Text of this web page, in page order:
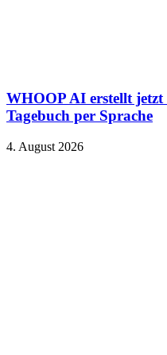
WHOOP AI erstellt
Tagebuch per Sprache
4. August 2026